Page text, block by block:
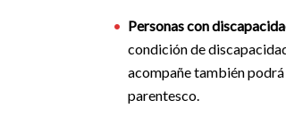
Personas con
condición de
acompañe también
parentesco.